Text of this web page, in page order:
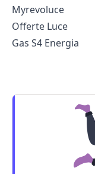
Myrevoluce
Offerte Luce
Gas S4 Energia